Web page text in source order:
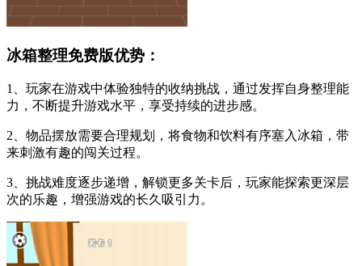
冰箱整理免费版优势：
1、玩家在游戏中体验独特的收纳挑战，通过发挥自身整理能
力，不断提升游戏水平，享受持续的进步感。
2、物品摆放需要合理规划，将食物和饮料有序塞入冰箱，带
来刺激有趣的闯关过程。
3、挑战难度逐步递增，解锁更多关卡后，玩家能探索更深层
次的乐趣，增强游戏的长久吸引力。